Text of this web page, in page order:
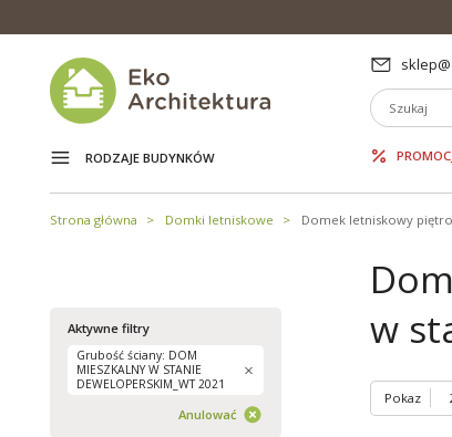
RODZAJE BUDYNKÓW
Strona główna Domki letniskowe Domek letniskowy
Aktywne filtry
Grubość ściany: DOM
MIESZKALNY W STANIE
DEWELOPERSKIM_WT 2021
Anulować
w
Pokaz